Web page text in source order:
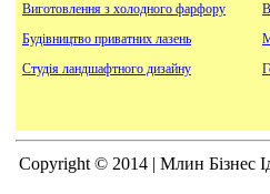
Виготовлення з холодного фарфору
Будівництво приватних лазень
Студія ландшафтного дизайну
Copyright © 2014 | Млин Бізнес